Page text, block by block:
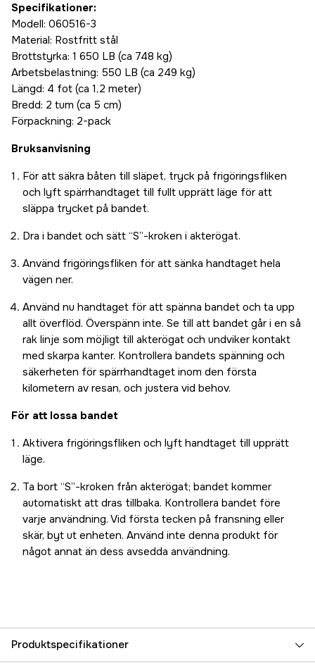
Specifikationer:
Modell: 060516-3
Material: Rostfritt stål
Brottstyrka: 1 650 LB (ca 748 kg)
Arbetsbelastning: 550 LB (ca 249 kg)
Längd: 4 fot (ca 1,2 meter)
Bredd: 2 tum (ca 5 cm)
Förpackning: 2-pack
Bruksanvisning
För att säkra båten till släpet, tryck på frigöringsfliken
och lyft spärrhandtaget till fullt upprätt läge för att
släppa trycket på bandet.
Dra i bandet och sätt “S”-kroken i akterögat.
Använd frigöringsfliken för att sänka handtaget hela
vägen ner.
Använd nu handtaget för att spänna bandet och ta upp
allt överflöd. Överspänn inte. Se till att bandet går i en så
rak linje som möjligt till akterögat och undviker kontakt
med skarpa kanter. Kontrollera bandets spänning och
säkerheten för spärrhandtaget inom den första
kilometern av resan, och justera vid behov.
För att lossa bandet
Aktivera frigöringsfliken och lyft handtaget till upprätt
läge.
Ta bort “S”-kroken från akterögat; bandet kommer
automatiskt att dras tillbaka. Kontrollera bandet före
varje användning. Vid första tecken på fransning eller
skär, byt ut enheten. Använd inte denna produkt för
något annat än dess avsedda användning.
Produktspecifikationer